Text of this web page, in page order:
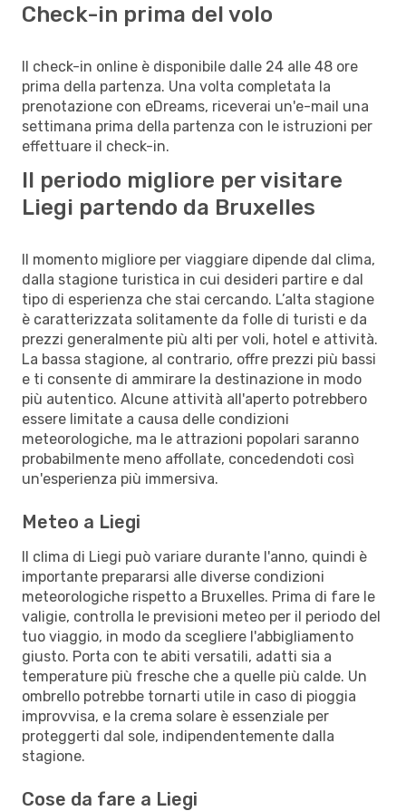
Check-in prima del volo
Il check-in online è disponibile dalle 24 alle 48 ore
prima della partenza. Una volta completata la
prenotazione con eDreams, riceverai un'e-mail una
settimana prima della partenza con le istruzioni per
effettuare il check-in.
Il periodo migliore per visitare
Liegi partendo da Bruxelles
Il momento migliore per viaggiare dipende dal clima,
dalla stagione turistica in cui desideri partire e dal
tipo di esperienza che stai cercando. L’alta stagione
è caratterizzata solitamente da folle di turisti e da
prezzi generalmente più alti per voli, hotel e attività.
La bassa stagione, al contrario, offre prezzi più bassi
e ti consente di ammirare la destinazione in modo
più autentico. Alcune attività all'aperto potrebbero
essere limitate a causa delle condizioni
meteorologiche, ma le attrazioni popolari saranno
probabilmente meno affollate, concedendoti così
un'esperienza più immersiva.
Meteo a Liegi
Il clima di Liegi può variare durante l'anno, quindi è
importante prepararsi alle diverse condizioni
meteorologiche rispetto a Bruxelles. Prima di fare le
valigie, controlla le previsioni meteo per il periodo del
tuo viaggio, in modo da scegliere l'abbigliamento
giusto. Porta con te abiti versatili, adatti sia a
temperature più fresche che a quelle più calde. Un
ombrello potrebbe tornarti utile in caso di pioggia
improvvisa, e la crema solare è essenziale per
proteggerti dal sole, indipendentemente dalla
stagione.
Cose da fare a Liegi